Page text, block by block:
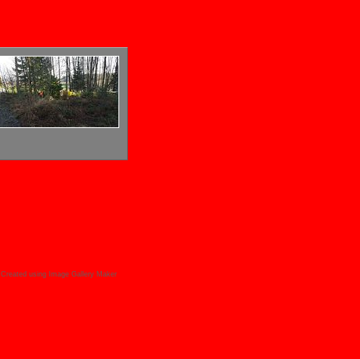
Created using Image Gallery Maker